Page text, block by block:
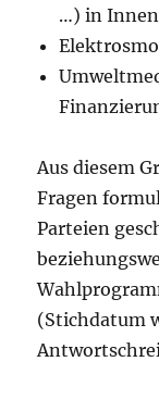
…) in
Aus diesem
Fragen
Parteien
(Stichdatum